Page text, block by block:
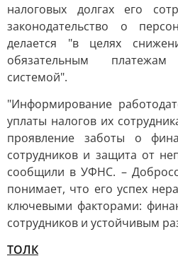
налоговых долгах его
законодательство о
делается "в целях
обязательным
системой".
"Информирование
уплаты налогов их
проявление заботы о
сотрудников и защита от
сообщили в УФНС. –
понимает, что его успех
ключевыми факторами:
сотрудников и устойчивым
ТОЛК